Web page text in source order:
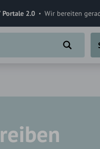
Portale 2.0 Wir bereiten